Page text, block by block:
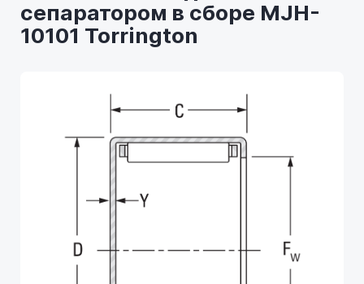
сепаратором в сборе MJH-
10101 Torrington